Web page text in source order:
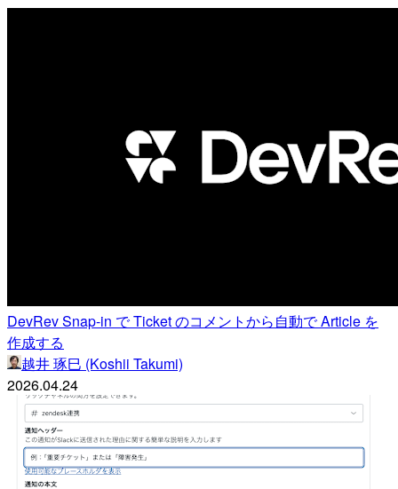
DevRev Snap-in で Ticket のコメントから自動で Article を
作成する
越井 琢巳 (Koshii Takumi)
2026.04.24